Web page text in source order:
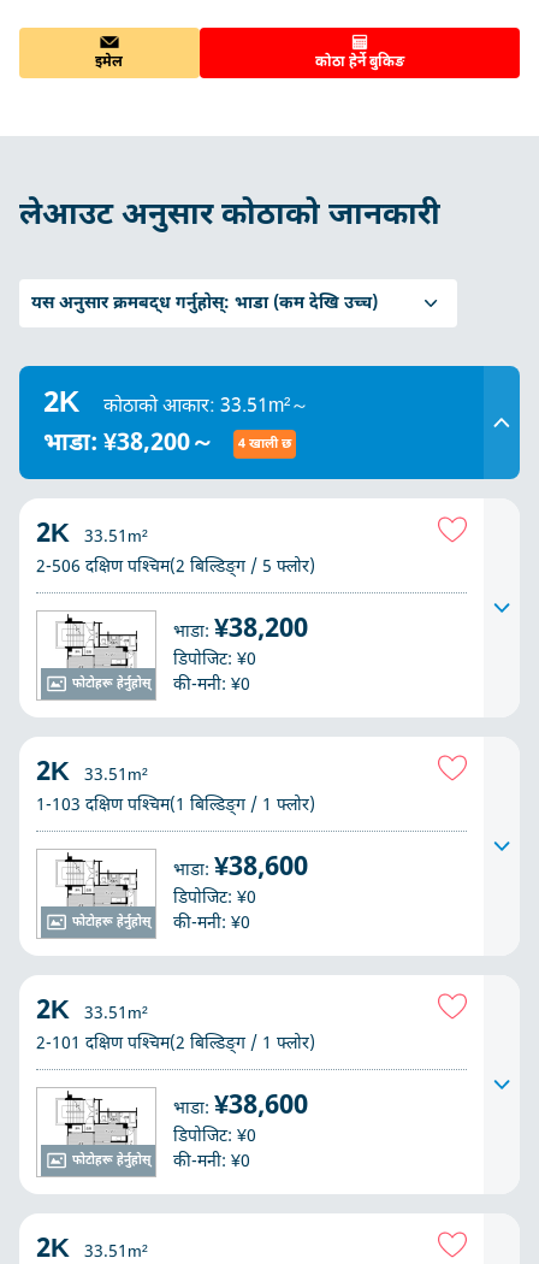
इमेल कोठा हेर्ने बुकिङ
लेआउट अनुसार कोठाको जानकारी
यस अनुसार क्रमबद्ध गर्नुहोस्: भाडा (कम देखि उच्च)
2K कोठाको आकार: 33.51m²～
भाडा: ¥38,200～ 4 खाली छ
फोटोहरू हेर्नुहोस्
2K
33.51m²
2-506 दक्षिण पश्चिम(2 बिल्डिङ्ग / 5 फ्लोर)
भाडा: ¥38,200
डिपोजिट: ¥0
की-मनी: ¥0
फोटोहरू हेर्नुहोस्
2K
33.51m²
1-103 दक्षिण पश्चिम(1 बिल्डिङ्ग / 1 फ्लोर)
भाडा: ¥38,600
डिपोजिट: ¥0
की-मनी: ¥0
फोटोहरू हेर्नुहोस्
2K
33.51m²
2-101 दक्षिण पश्चिम(2 बिल्डिङ्ग / 1 फ्लोर)
भाडा: ¥38,600
डिपोजिट: ¥0
की-मनी: ¥0
2K 33.51m²